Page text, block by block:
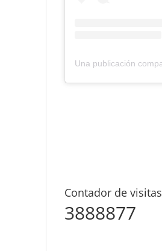
Contador de visitas
3888877